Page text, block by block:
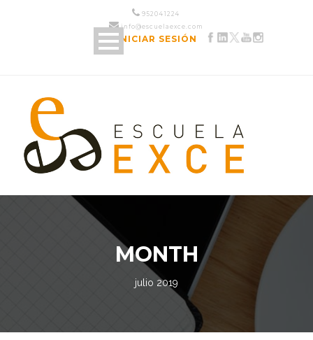
952 04 12 24
info@escuelaexce.com
INICIAR SESIÓN
MONTH
julio 2019